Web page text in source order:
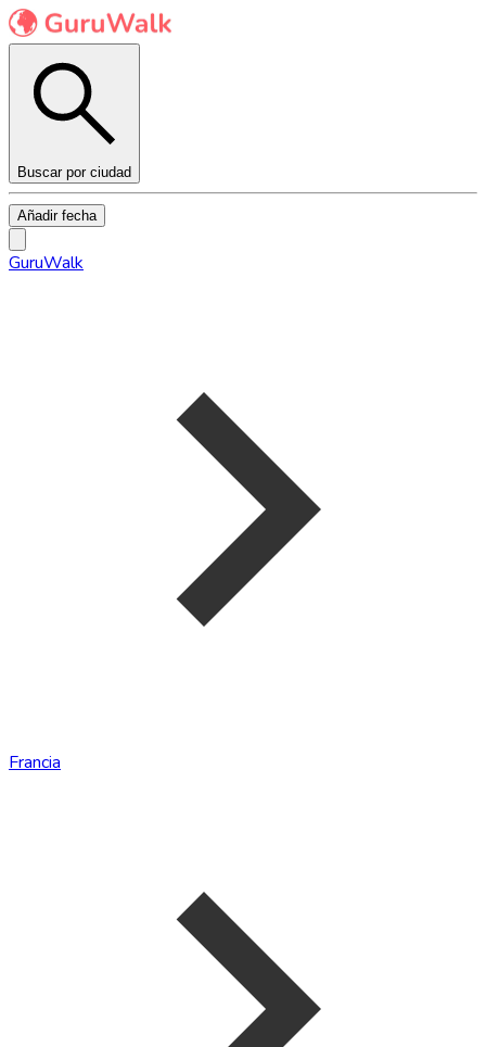
Buscar por ciudad
Añadir fecha
GuruWalk
Francia